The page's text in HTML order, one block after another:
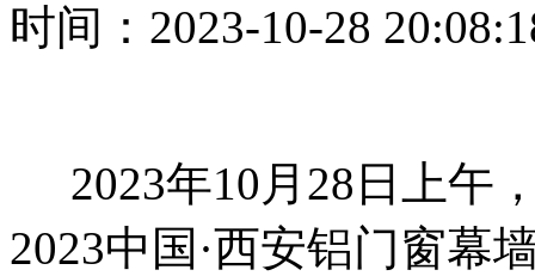
时间：2023-10-28
2023年10月28日上
2023中国·西安铝门窗幕